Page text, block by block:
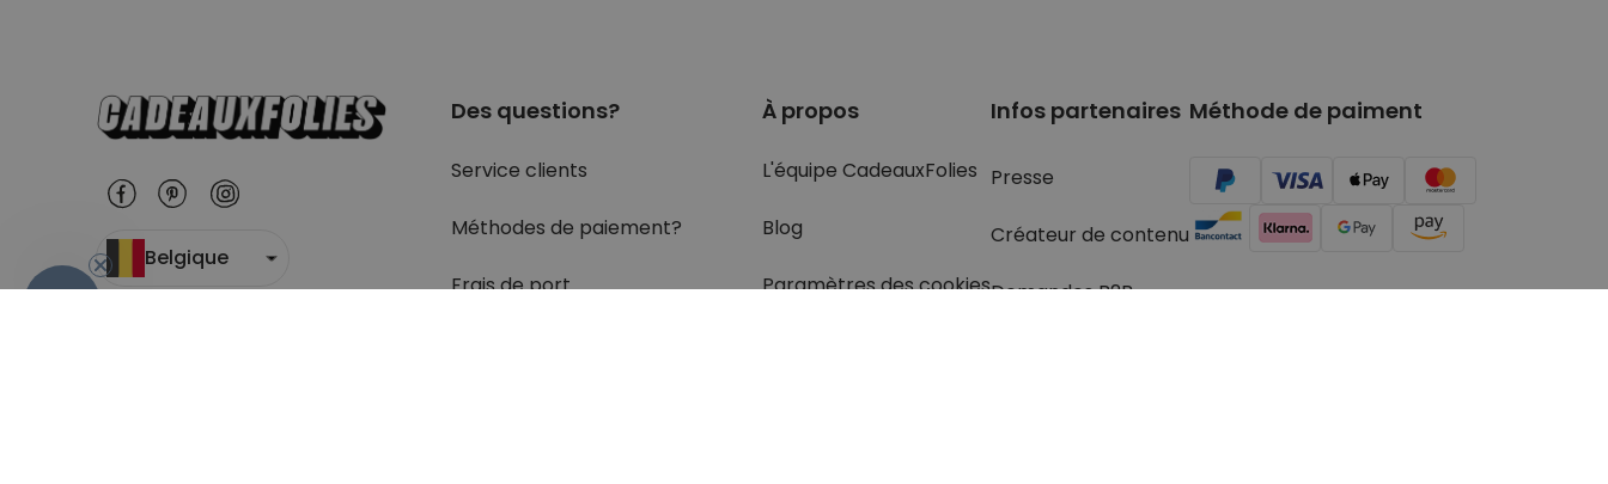
Belgique
Des questions?
Service clients
Méthodes de paiement?
Frais de port
À propos
L'équipe CadeauxFolies
Blog
Paramètres des cookies
Infos partenaires
Presse
Créateur de contenu
Demandes B2B
Méthode de paiment